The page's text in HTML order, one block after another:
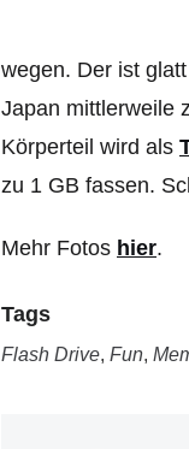
wegen. Der ist
Japan mittlerweile
Körperteil wird als
zu 1 GB fassen.
Mehr Fotos hier.
Tags
Flash Drive, Fun,